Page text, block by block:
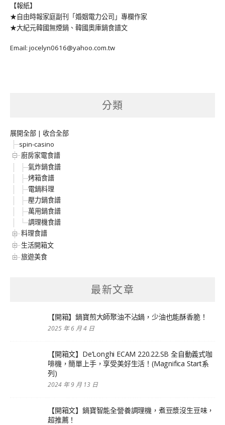
【報紙】
★自由時報家庭副刊「婚姻電力公司」專欄作家
★大紀元韓國無煙鍋、韓國奧庫鍋食譜文
Email: jocelyn0616@yahoo.com.tw
分類
展開全部 | 收合全部
spin-casino
廚房家電食譜
氣炸鍋食譜
烤箱食譜
電鍋料理
壓力鍋食譜
萬用鍋食譜
調理機食譜
料理食譜
生活開箱文
旅遊美食
最新文章
【開箱】鍋寶煎大師聚油不沾鍋，少油也能酥香脆！
2025 年 6 月 4 日
【開箱文】De’Longhi ECAM 220.22.SB 全自動義式咖
啡機，簡單上手，享受美好生活！(Magnifica Start系
列)
2024 年 9 月 13 日
【開箱文】鍋寶智能全營養調理機，煮豆漿沒生豆味，
超推薦！